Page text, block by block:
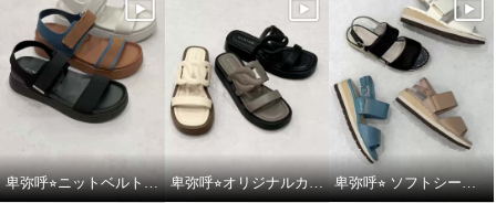
卑弥呼⭐︎ニットベルトスポーツサンダルをご紹介いたします。 卑弥呼⭐︎オリジナルカットワークボリュームソールサンダルをご紹介いたします。 卑弥呼⭐︎ ソフトシープレザーフレキシブルベルトパデットサンダルをご紹介いたします。